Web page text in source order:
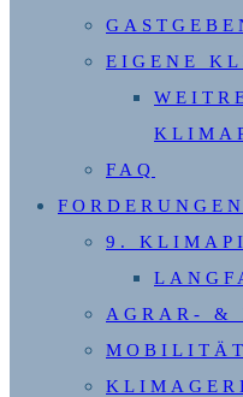
EIGENE
FAQ
FORDERUNGEN
9.
AGRAR- &